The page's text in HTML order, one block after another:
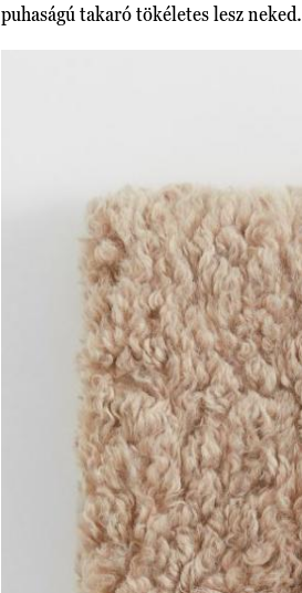
puhaságú takaró tökéletes lesz neked.